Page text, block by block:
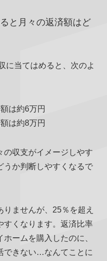
と月々の返済額はど
に当てはめると、次のよ
は約6万円
は約8万円
の収支がイメージしやす
うか判断しやすくなるで
ませんが、25％を超え
すくなります。返済比率
ームを購入したのに、
できない…なんてことに